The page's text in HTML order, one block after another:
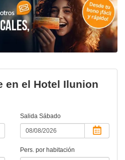
en el Hotel Ilunion
Salida Sábado
Pers. por habitación